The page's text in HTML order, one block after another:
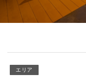
エリア